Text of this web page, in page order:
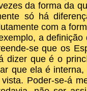
da forma da
só há
com a
a
se que os
dizer que é o
que ela é
Poder-se-á